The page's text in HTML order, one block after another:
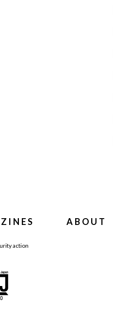
ABOUT
action